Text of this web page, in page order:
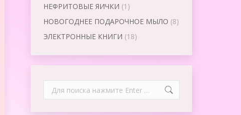
НЕФРИТОВЫЕ ЯИЧКИ (1)
НОВОГОДНЕЕ ПОДАРОЧНОЕ МЫЛО (8)
ЭЛЕКТРОННЫЕ КНИГИ (18)
Search: